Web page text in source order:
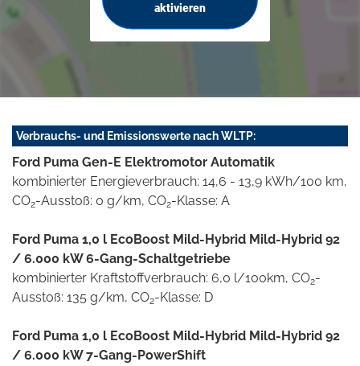
aktivieren
Verbrauchs- und Emissionswerte nach WLTP:
Ford Puma Gen-E Elektromotor Automatik
kombinierter Energieverbrauch: 14,6 - 13,9 kWh/100 km,
CO2-Ausstoß: 0 g/km, CO2-Klasse: A
Ford Puma 1,0 l EcoBoost Mild-Hybrid Mild-Hybrid 92
/ 6.000 kW 6-Gang-Schaltgetriebe
kombinierter Kraftstoffverbrauch: 6,0 l/100km, CO2-
Ausstoß: 135 g/km, CO2-Klasse: D
Ford Puma 1,0 l EcoBoost Mild-Hybrid Mild-Hybrid 92
/ 6.000 kW 7-Gang-PowerShift